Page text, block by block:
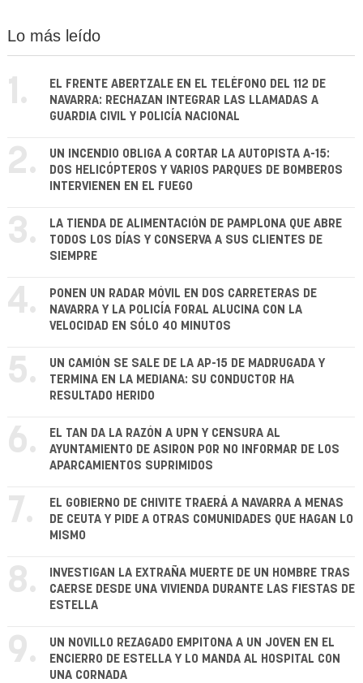
Lo más leído
1.
EL FRENTE ABERTZALE EN EL TELÉFONO DEL 112 DE
NAVARRA: RECHAZAN INTEGRAR LAS LLAMADAS A
GUARDIA CIVIL Y POLICÍA NACIONAL
2.
UN INCENDIO OBLIGA A CORTAR LA AUTOPISTA A-15:
DOS HELICÓPTEROS Y VARIOS PARQUES DE BOMBEROS
INTERVIENEN EN EL FUEGO
3.
LA TIENDA DE ALIMENTACIÓN DE PAMPLONA QUE ABRE
TODOS LOS DÍAS Y CONSERVA A SUS CLIENTES DE
SIEMPRE
4.
PONEN UN RADAR MÓVIL EN DOS CARRETERAS DE
NAVARRA Y LA POLICÍA FORAL ALUCINA CON LA
VELOCIDAD EN SÓLO 40 MINUTOS
5.
UN CAMIÓN SE SALE DE LA AP-15 DE MADRUGADA Y
TERMINA EN LA MEDIANA: SU CONDUCTOR HA
RESULTADO HERIDO
6.
EL TAN DA LA RAZÓN A UPN Y CENSURA AL
AYUNTAMIENTO DE ASIRON POR NO INFORMAR DE LOS
APARCAMIENTOS SUPRIMIDOS
7.
EL GOBIERNO DE CHIVITE TRAERÁ A NAVARRA A MENAS
DE CEUTA Y PIDE A OTRAS COMUNIDADES QUE HAGAN LO
MISMO
8.
INVESTIGAN LA EXTRAÑA MUERTE DE UN HOMBRE TRAS
CAERSE DESDE UNA VIVIENDA DURANTE LAS FIESTAS DE
ESTELLA
9.
UN NOVILLO REZAGADO EMPITONA A UN JOVEN EN EL
ENCIERRO DE ESTELLA Y LO MANDA AL HOSPITAL CON
UNA CORNADA